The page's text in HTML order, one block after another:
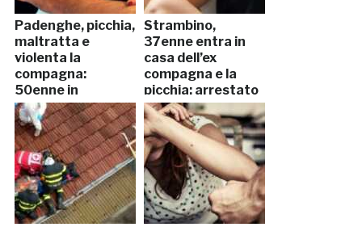
Padenghe, picchia,
maltratta e
violenta la
compagna:
50enne in
manette
Strambino,
37enne entra in
casa dell’ex
compagna e la
picchia: arrestato